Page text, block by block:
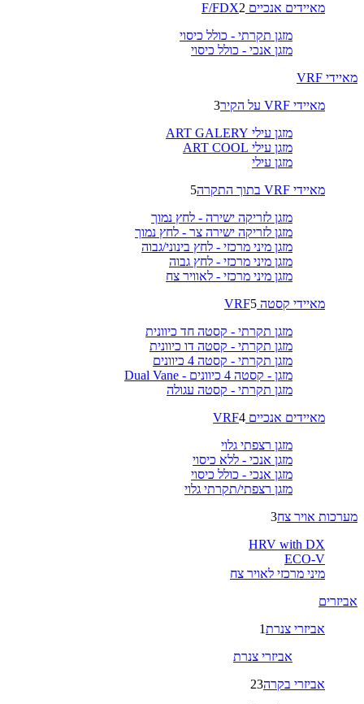
מאיידים אנכיים F/FDX 2
מזגן תקרתי - כולל כיסוי
מזגן אנכי - כולל כיסוי
מאיידי VRF
מאיידי VRF על הקיר
3
מזגן עילי ART GALERY
מזגן עילי ART COOL
מזגן עילי
מאיידי VRF בתוך התקרה
5
מזגן לזריקה ישירה - לחץ נמוך
מזגן לזריקה ישירה צר - לחץ נמוך
מזגן מיני מרכזי - לחץ בינוני/גבוה
מזגן מיני מרכזי - לחץ גבוה
מזגן מיני מרכזי - לאוויר צח
מאיידי קסטה VRF 5
מזגן תקרתי - קסטה חד כיוונית
מזגן תקרתי - קסטה דו כיוונית
מזגן תקרתי - קסטה 4 כיוונים
מזגן - קסטה 4 כיוונים - Dual Vane
מזגן תקרתי - קסטה עגולה
מאיידים אנכיים VRF 4
מזגן רצפתי גלוי
מזגן אנכי - ללא כיסוי
מזגן אנכי - כולל כיסוי
מזגן רצפתי/תקרתי גלוי
מערכות אויר צח3
HRV with DX
ECO-V
מיני מרכזי לאויר צח
אביזרים
אביזרי צנרת1
אביזרי צנרת
אביזרי בקרה23